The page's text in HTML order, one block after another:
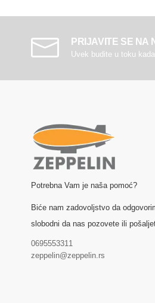
PRIJAVITE SE NA
Uvek budite u toku
Potrebna Vam je naša pomoć?
Biće nam zadovoljstvo da
slobodni da nas pozovete ili
0695553311
zeppelin@zeppelin.rs